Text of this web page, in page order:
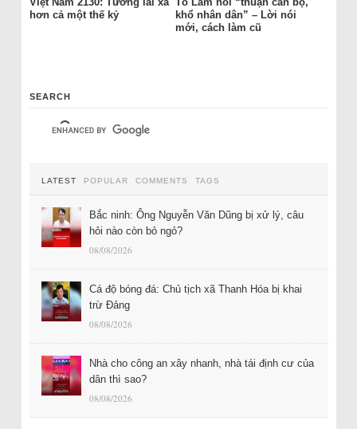
hơn cả một thế kỷ
khổ nhân dân” – Lời nói
mới, cách làm cũ
SEARCH
LATEST POPULAR COMMENTS TAGS
Bắc ninh: Ông Nguyễn Văn Dũng bị xử lý, câu
hỏi nào còn bỏ ngỏ?
08/08/2026
Cá độ bóng đá: Chủ tịch xã Thanh Hóa bị khai
trừ Đảng
08/08/2026
Nhà cho công an xây nhanh, nhà tái định cư của
dân thì sao?
08/08/2026